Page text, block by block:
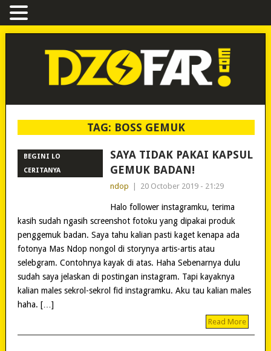
TAG: BOSS GEMUK
BEGINI LO
CERITANYA
SAYA TIDAK PAKAI KAPSUL
GEMUK BADAN!
ndop 20 October 2019 - 21:29
Halo follower instagramku, terima
kasih sudah ngasih screenshot fotoku yang dipakai produk
penggemuk badan. Saya tahu kalian pasti kaget kenapa ada
fotonya Mas Ndop nongol di storynya artis-artis atau
selebgram. Contohnya kayak di atas. Haha Sebenarnya dulu
sudah saya jelaskan di postingan instagram. Tapi kayaknya
kalian males sekrol-sekrol fid instagramku. Aku tau kalian males
haha. […]
Read More